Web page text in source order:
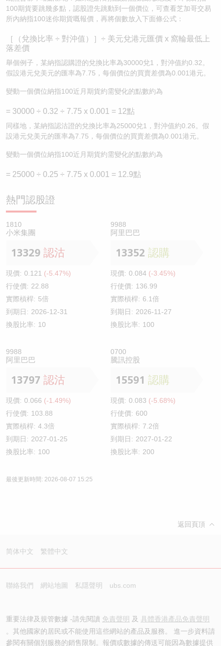
100期貨要跳幾多點，認股證先跳動到一個價位，可查看芝加哥交易
所內納指100迷你期貨嘅報價，再將個數放入下面條公式：
［（兌換比率 ÷ 對沖值）］÷ 美元兌港元匯價 x 窩輪最低上
落差價
舉個例子，某納指認購證的兌換比率為30000兌1，對沖值約0.32。
假設港元兌美元的匯率為7.75，每個價位的買賣差價為0.001港元。
變動一個價位納指100近月期貨約需變化的點數約為
= 30000 ÷ 0.32 ÷ 7.75 x 0.001 = 12點
同樣地，某納指認沽證的兌換比率為25000兌1，對沖值約0.26。假
設港元兌美元的匯率為7.75，每個價位的買賣差價為0.001港元。
變動一個價位納指100近月期貨約需變化的點數約為
= 25000 ÷ 0.25 ÷ 7.75 x 0.001 = 12.9點
熱門認股證
1810
小米集團
13329 認沽
現價: 0.121 (-5.47%)
行使價: 22.88
實際槓桿: 5倍
到期日: 2026-12-31
換股比率: 10
9988
阿里巴巴
13352 認購
現價: 0.084 (-3.45%)
行使價: 136.99
實際槓桿: 6.1倍
到期日: 2026-11-27
換股比率: 100
9988
阿里巴巴
13797 認沽
現價: 0.066 (-1.49%)
行使價: 103.88
實際槓桿: 4.3倍
到期日: 2027-01-25
換股比率: 100
0700
騰訊控股
15591 認購
現價: 0.083 (-5.68%)
行使價: 600
實際槓桿: 7.2倍
到期日: 2027-01-22
換股比率: 200
最後更新時間: 2026-08-07 15:25
返回頁頂
简体中文 繁體中文
聯絡我們 網站地圖 私隱聲明 ubs.com
重要法律及規管數據 -請先閱讀 免責聲明 及 具體香港產品免責聲明
。其他國家的居民或不能使用這些網站的產品及服務。 進一步資料請
參閱有關個別服務的銷售限制。報價或數據的傳送可能因為數據提供